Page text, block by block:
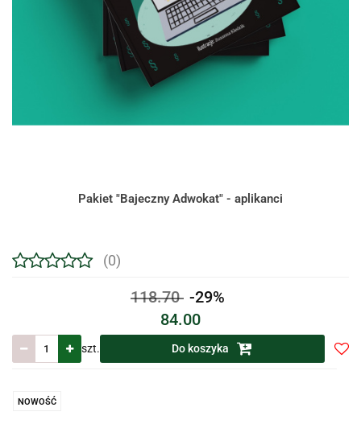
Pakiet "Bajeczny Adwokat" - aplikanci
(0)
118.70 -29%
84.00
szt. Do koszyka
NOWOŚĆ